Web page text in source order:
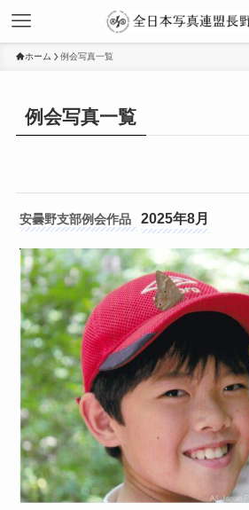
ホーム 例会写真一覧
例会写真一覧
安曇野支部 2025年8月